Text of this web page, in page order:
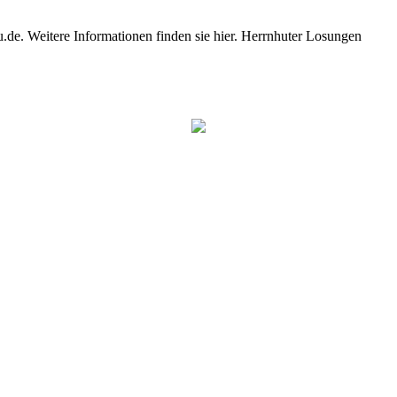
Weitere Informationen finden sie hier. Herrnhuter Losungen